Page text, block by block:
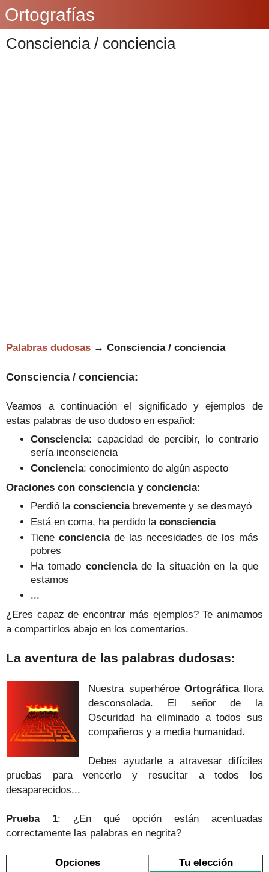
Ortografías
Consciencia / conciencia
Palabras dudosas → Consciencia / conciencia
Consciencia / conciencia:
Veamos a continuación el significado y ejemplos de
estas palabras de uso dudoso en español:
Consciencia: capacidad de percibir, lo contrario
sería inconsciencia
Conciencia: conocimiento de algún aspecto
Oraciones con consciencia y conciencia:
Perdió la consciencia brevemente y se desmayó
Está en coma, ha perdido la consciencia
Tiene conciencia de las necesidades de los más
pobres
Ha tomado concienciade la situación en la que
estamos
...
¿Eres capaz de encontrar más ejemplos? Te animamos
a compartirlos abajo en los comentarios.
La aventura de las palabras dudosas:
Nuestra superhéroe Ortográficallora
desconsolada. El señor de la
Oscuridad ha eliminado a todos sus
compañeros y a media humanidad.
Debes ayudarle a atravesar difíciles
pruebas para vencerlo y resucitar a todos los
desaparecidos...
Prueba 1: ¿En qué opción están acentuadas
correctamente las palabras en negrita?
Opciones
Tu elección